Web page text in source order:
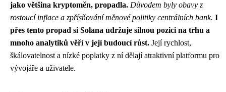
jako většina kryptoměn, propadla. Důvodem byly obavy z
rostoucí inflace a zpřísňování měnové politiky centrálních bank. I
přes tento propad si Solana udržuje silnou pozici na trhu a
mnoho analytiků věří v její budoucí růst. Její rychlost,
škálovatelnost a nízké poplatky z ní dělají atraktivní platformu pro
vývojáře a uživatele.